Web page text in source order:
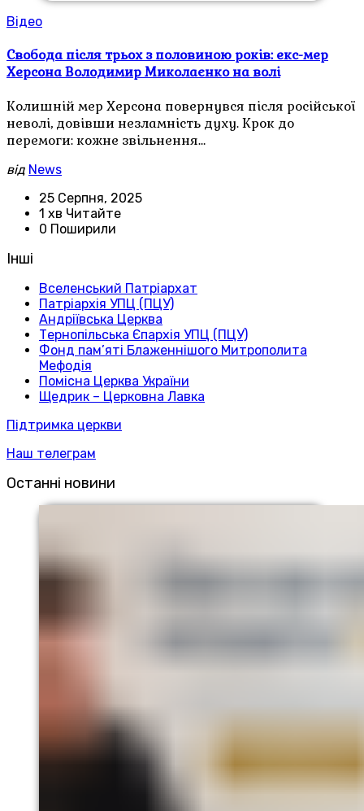
Відео
Свобода після трьох з половиною років: екс-мер
Херсона Володимир Миколаєнко на волі
Колишній мер Херсона повернувся після російської
неволі, довівши незламність духу. Крок до
перемоги: кожне звільнення…
від News
25 Серпня, 2025
1 хв Читайте
0 Поширили
Інші
Вселенський Патріархат
Патріархія УПЦ (ПЦУ)
Андріївська Церква
Тернопільська Єпархія УПЦ (ПЦУ)
Фонд пам’яті Блаженнішого Митрополита
Мефодія
Помісна Церква України
Щедрик – Церковна Лавка
Підтримка церкви
Наш телеграм
Останні новини